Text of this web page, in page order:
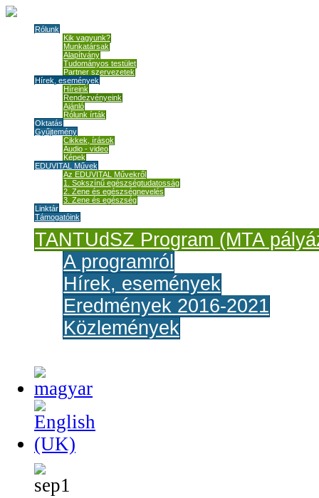
Rólunk
Kik vagyunk?
Munkatársak
Alapítvány
Tudományos testület
Partner szervezetek
Hírek, események
Híreink
Rendezvényeink
Ajánló
Rólunk írták
Oktatás
Gyűjtemény
Cikkek, írások
Audio - video
Képek
EDUVITAL Művek
Az EDUVITAL Művekről
1. Sokszínű egészségtudatosság
2. Zene és egészségnevelés
3. Zene és egészség
Linktár
Támogatóink
TANTUdSZ Program (MTA
A programról
Hírek, események
Eredmények 2016-2021
Közlemények